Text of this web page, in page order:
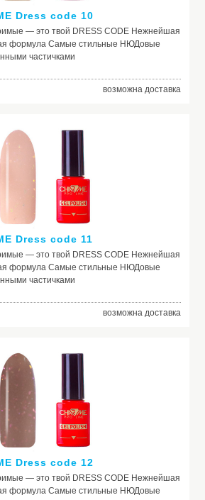
Dress code 10
— это твой DRESS CODE Нежнейшая
формула Самые стильные НЮДовые
частичками
возможна доставка
Dress code 11
— это твой DRESS CODE Нежнейшая
формула Самые стильные НЮДовые
частичками
возможна доставка
Dress code 12
— это твой DRESS CODE Нежнейшая
формула Самые стильные НЮДовые